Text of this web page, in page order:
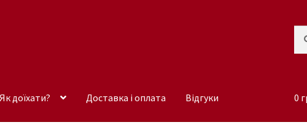
Як доїхати? Доставка і оплата Відгуки 0